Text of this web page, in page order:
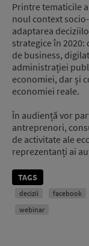
Printre tematicile
noul context
adaptarea
strategice în
de business,
administrației
economiei, dar și
economiei reale.
În audiență vor
antreprenori,
de activitate ale
reprezentanți ai
TAGS
decizii facebook
webinar